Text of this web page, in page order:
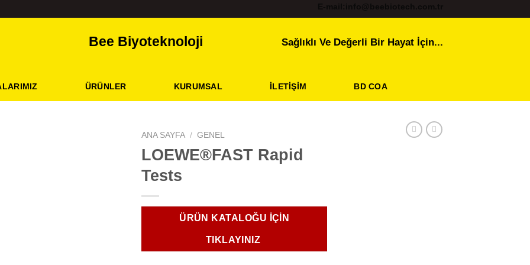
Bee Biyoteknoloji Sağlıklı Ve Değerli Bir Hayat İçin...
ÜRÜNLER KURUMSAL İLETIŞIM BD COA
ANA SAYFA / GENEL
LOEWE®FAST Rapid
Tests
ÜRÜN KATALOĞU IÇIN
TIKLAYINIZ